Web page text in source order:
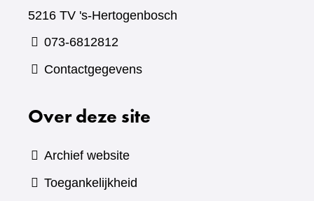
5216 TV 's-Hertogenbosch
073-6812812
Contactgegevens
Over deze site
Archief website
Toegankelijkheid